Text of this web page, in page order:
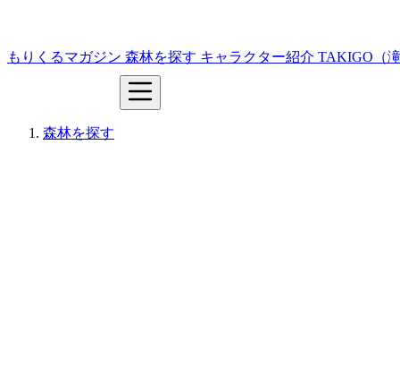
もりくるマガジン 森林を探す キャラクター紹介 TAKIGO（
森林を探す